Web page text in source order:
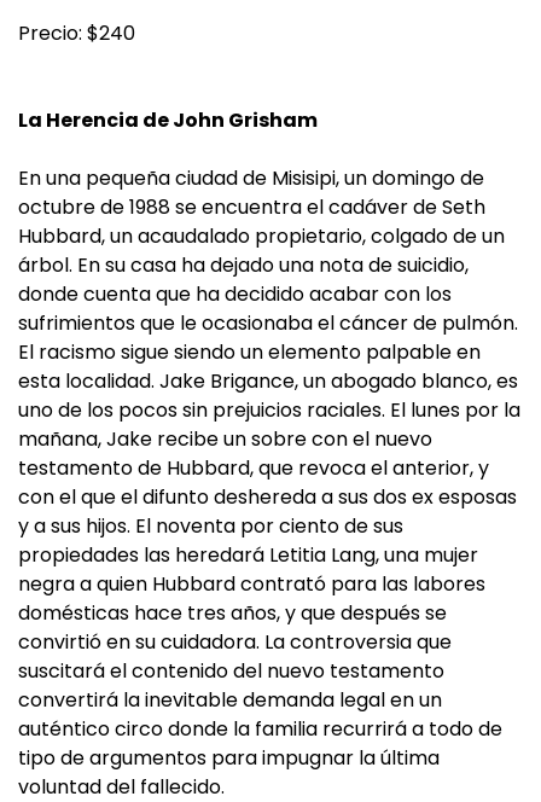
Precio: $240
La Herencia de John Grisham
En una pequeña ciudad de Misisipi, un domingo de
octubre de 1988 se encuentra el cadáver de Seth
Hubbard, un acaudalado propietario, colgado de un
árbol. En su casa ha dejado una nota de suicidio,
donde cuenta que ha decidido acabar con los
sufrimientos que le ocasionaba el cáncer de pulmón.
El racismo sigue siendo un elemento palpable en
esta localidad. Jake Brigance, un abogado blanco, es
uno de los pocos sin prejuicios raciales. El lunes por la
mañana, Jake recibe un sobre con el nuevo
testamento de Hubbard, que revoca el anterior, y
con el que el difunto deshereda a sus dos ex esposas
y a sus hijos. El noventa por ciento de sus
propiedades las heredará Letitia Lang, una mujer
negra a quien Hubbard contrató para las labores
domésticas hace tres años, y que después se
convirtió en su cuidadora. La controversia que
suscitará el contenido del nuevo testamento
convertirá la inevitable demanda legal en un
auténtico circo donde la familia recurrirá a todo de
tipo de argumentos para impugnar la última
voluntad del fallecido.